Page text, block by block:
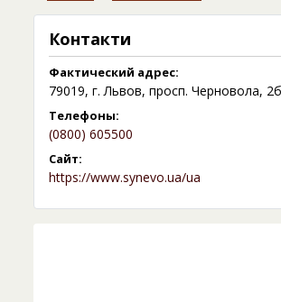
Контакти
Фактический адрес:
79019, г. Львов, просп. Черновола, 2б
Телефоны:
(0800) 605500
Сайт:
https://www.synevo.ua/ua